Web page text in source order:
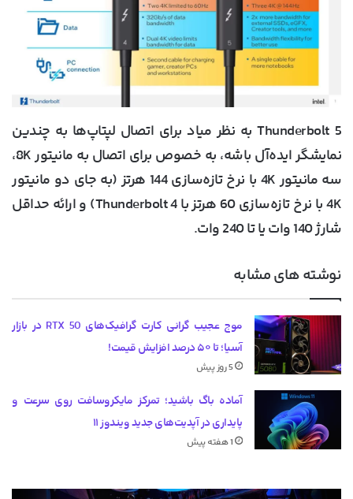
Thunderbolt 5 به نظر میاد برای اتصال لپتاپ‌ها به چندین
نمایشگر ایده‌آل باشه، به خصوص برای اتصال به مانیتور 8K،
سه مانیتور 4K با نرخ تازه‌سازی 144 هرتز (به جای دو مانیتور
4K با نرخ تازه‌سازی 60 هرتز با Thunderbolt 4) و ارائه حداقل
شارژ 140 وات یا تا 240 وات.
نوشته های مشابه
موج عجیب گرانی کارت گرافیک‌های RTX 50 در بازار
آسیا؛ تا ۵۰ درصد افزایش قیمت!
5 روز پیش
آماده باگ باشید؛ تمرکز مایکروسافت روی سرعت و
پایداری در آپدیت‌های جدید ویندوز ۱۱
1 هفته پیش